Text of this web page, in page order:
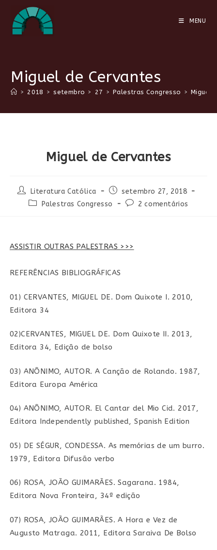
para
MENU
Miguel de Cervantes
> 2018 > setembro > 27 > Palestras Congresso > Miguel
Miguel de Cervantes
Autor
post:
Literatura Católica
Post
publicado:
setembro 27, 2018
Categoria
Palestras Congresso
Comentários
2 comentários
ASSISTIR OUTRAS PALESTRAS >>>
REFERÊNCIAS BIBLIOGRÁFICAS
01) CERVANTES, MIGUEL DE. Dom Quixote I. 2010,
Editora 34
02)CERVANTES, MIGUEL DE. Dom Quixote II. 2013,
Editora 34, Edição de bolso
03) ANÔNIMO, AUTOR. A Canção de Rolando. 1987,
Editora Europa América
04) ANÔNIMO, AUTOR. El Cantar del Mio Cid. 2017,
Editora Independently published, Spanish Edition
05) DE SÉGUR, CONDESSA. As memórias de um burro.
1979, Editora Difusão verbo
06) ROSA, JOÃO GUIMARÃES. Sagarana. 1984,
Editora Nova Fronteira, 34ª edição
07) ROSA, JOÃO GUIMARÃES. A Hora e Vez de
Augusto Matraga. 2011, Editora Saraiva De Bolso